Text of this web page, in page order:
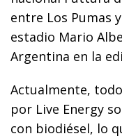
entre Los Pumas
estadio Mario
Argentina en la
Actualmente,
por Live Energy
con biodiésel, lo